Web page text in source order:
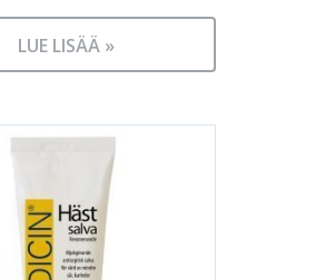
LUE LISÄÄ »